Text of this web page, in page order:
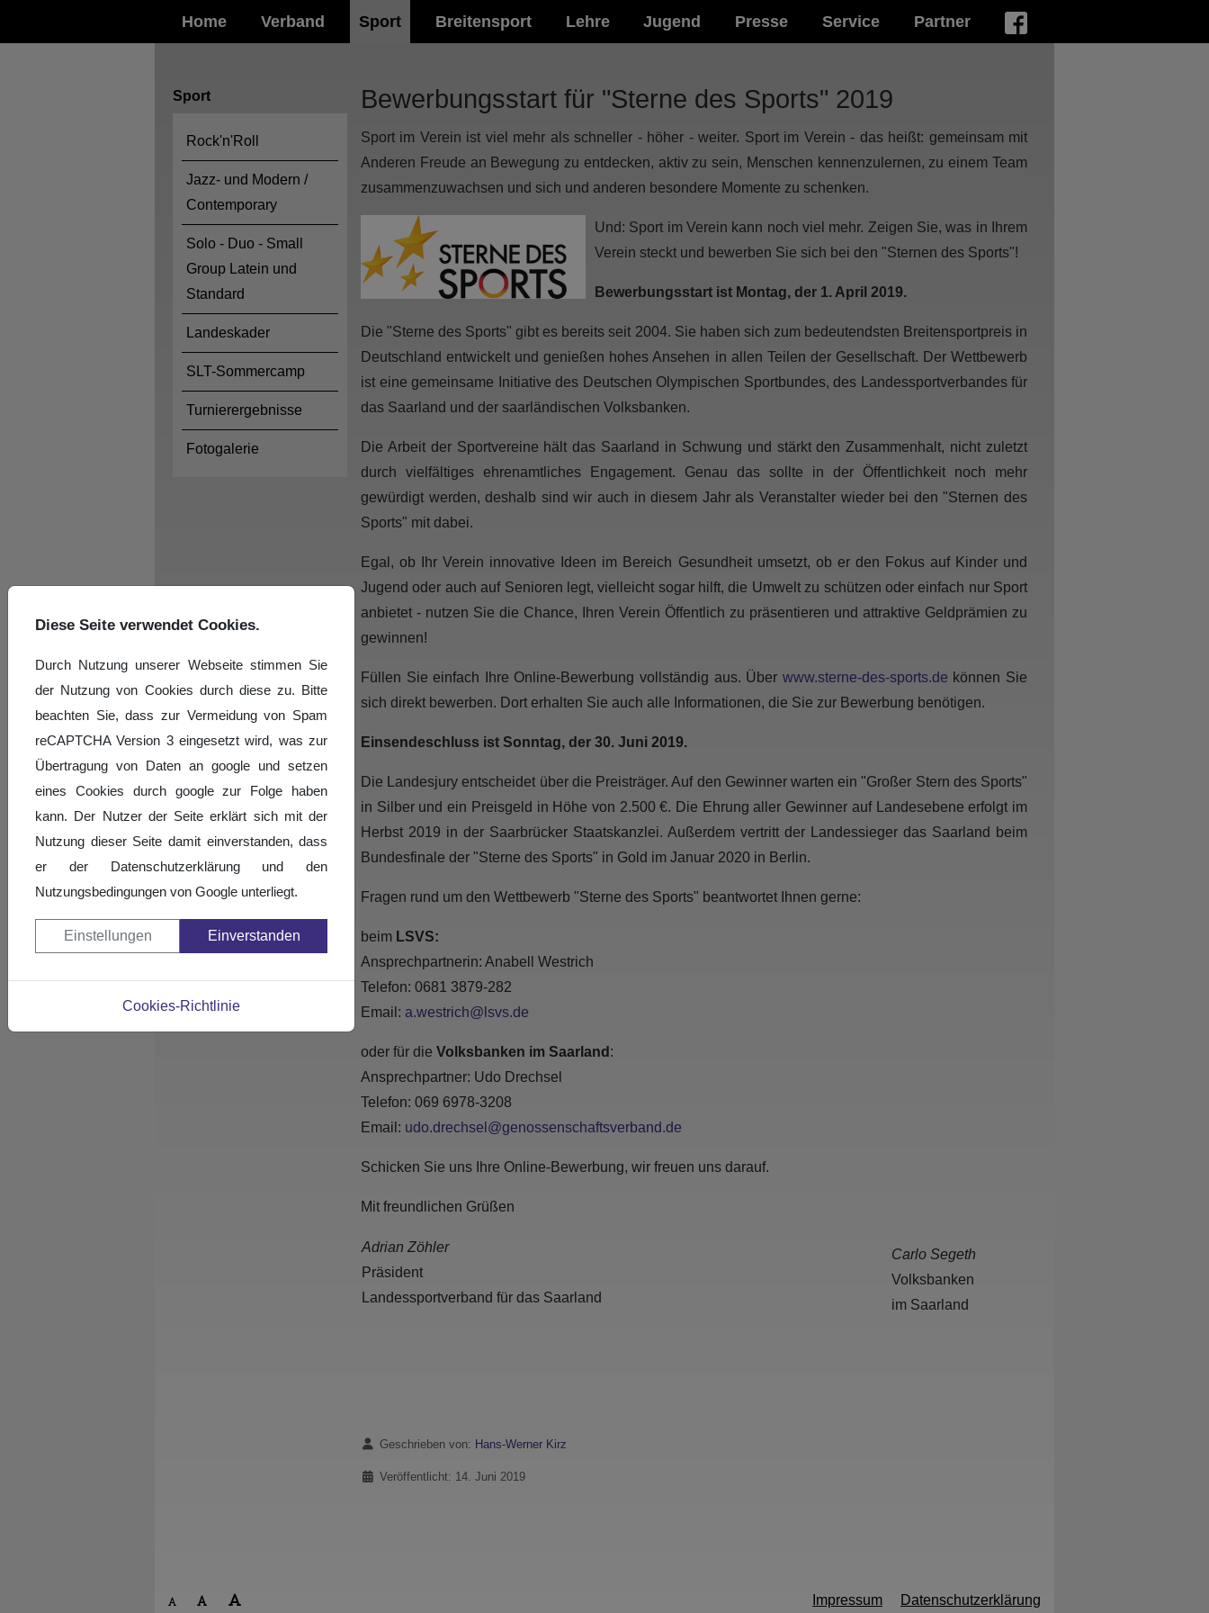
Home Verband Sport Breitensport Lehre Jugend Presse Service Partner
Sport
Rock'n'Roll
Jazz- und Modern /
Contemporary
Solo - Duo - Small
Group Latein und
Standard
Landeskader
SLT-Sommercamp
Turnierergebnisse
Fotogalerie
Bewerbungsstart für "Sterne des Sports" 2019
Sport im Verein ist viel mehr als schneller - höher - weiter. Sport im Verein - das heißt: gemeinsam mit
Anderen Freude an Bewegung zu entdecken, aktiv zu sein, Menschen kennenzulernen, zu einem Team
zusammenzuwachsen und sich und anderen besondere Momente zu schenken.
Und: Sport im Verein kann noch viel mehr. Zeigen Sie, was in Ihrem
Verein steckt und bewerben Sie sich bei den "Sternen des Sports"!
Bewerbungsstart ist Montag, der 1. April 2019.
Die "Sterne des Sports" gibt es bereits seit 2004. Sie haben sich zum bedeutendsten Breitensportpreis in
Deutschland entwickelt und genießen hohes Ansehen in allen Teilen der Gesellschaft. Der Wettbewerb
ist eine gemeinsame Initiative des Deutschen Olympischen Sportbundes, des Landessportverbandes für
das Saarland und der saarländischen Volksbanken.
Die Arbeit der Sportvereine hält das Saarland in Schwung und stärkt den Zusammenhalt, nicht zuletzt
durch vielfältiges ehrenamtliches Engagement. Genau das sollte in der Öffentlichkeit noch mehr
gewürdigt werden, deshalb sind wir auch in diesem Jahr als Veranstalter wieder bei den "Sternen des
Sports" mit dabei.
Egal, ob Ihr Verein innovative Ideen im Bereich Gesundheit umsetzt, ob er den Fokus auf Kinder und
Jugend oder auch auf Senioren legt, vielleicht sogar hilft, die Umwelt zu schützen oder einfach nur Sport
anbietet - nutzen Sie die Chance, Ihren Verein Öffentlich zu präsentieren und attraktive Geldprämien zu
gewinnen!
Füllen Sie einfach Ihre Online-Bewerbung vollständig aus. Über www.sterne-des-sports.de können Sie
sich direkt bewerben. Dort erhalten Sie auch alle Informationen, die Sie zur Bewerbung benötigen.
Einsendeschluss ist Sonntag, der 30. Juni 2019.
Die Landesjury entscheidet über die Preisträger. Auf den Gewinner warten ein "Großer Stern des Sports"
in Silber und ein Preisgeld in Höhe von 2.500 €. Die Ehrung aller Gewinner auf Landesebene erfolgt im
Herbst 2019 in der Saarbrücker Staatskanzlei. Außerdem vertritt der Landessieger das Saarland beim
Bundesfinale der "Sterne des Sports" in Gold im Januar 2020 in Berlin.
Fragen rund um den Wettbewerb "Sterne des Sports" beantwortet Ihnen gerne:
beim LSVS:
Ansprechpartnerin: Anabell Westrich
Telefon: 0681 3879-282
Email: a.westrich@lsvs.de
oder für die Volksbanken im Saarland :
Ansprechpartner: Udo Drechsel
Telefon: 069 6978-3208
Email: udo.drechsel@genossenschaftsverband.de
Schicken Sie uns Ihre Online-Bewerbung, wir freuen uns darauf.
Mit freundlichen Grüßen
Adrian Zöhler
Präsident
Landessportverband für das Saarland
Carlo Segeth
Volksbanken
im Saarland
DetailsGeschrieben von: Hans-Werner Kirz
Veröffentlicht: 14. Juni 2019
Diese Seite verwendet Cookies.
Durch Nutzung unserer Webseite stimmen Sie
der Nutzung von Cookies durch diese zu. Bitte
beachten Sie, dass zur Vermeidung von Spam
reCAPTCHA Version 3 eingesetzt wird, was zur
Übertragung von Daten an google und setzen
eines Cookies durch google zur Folge haben
kann. Der Nutzer der Seite erklärt sich mit der
Nutzung dieser Seite damit einverstanden, dass
er der Datenschutzerklärung und den
Nutzungsbedingungen von Google unterliegt.
Einstellungen Einverstanden
Cookies-Richtlinie
Impressum Datenschutzerklärung